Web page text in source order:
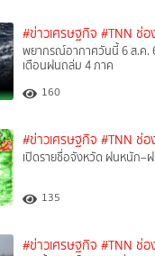
#ข่าวเศรษฐกิจ #TNN ช่อ
พยากรณ์อากาศวันนี้ 6 ส.ค.
เตือนฝนถล่ม 4 ภาค
160
#ข่าวเศรษฐกิจ #TNN ช่อ
เปิดรายชื่อจังหวัด ฝนหนัก–
135
#ข่าวเศรษฐกิจ #TNN ช่อ